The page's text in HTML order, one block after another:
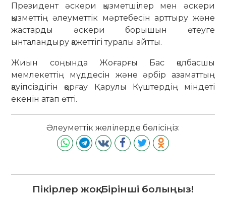
Президент әскери қызметшілер мен әскери
қызметтің әлеуметтік мәртебесін арттыру және
жастарды әскери борышын өтеуге
ынталандыру қажеттігі туралы айтты.
Жиын соңында Жоғарғы Бас қолбасшы
мемлекеттің мүддесін және әрбір азаматтың
қауіпсіздігін қорғау Қарулы Күштердің міндеті
екенін атап өтті.
Әлеуметтік желілерде бөлісіңіз:
Пікірлер жоқ. Бірінші болыңыз!